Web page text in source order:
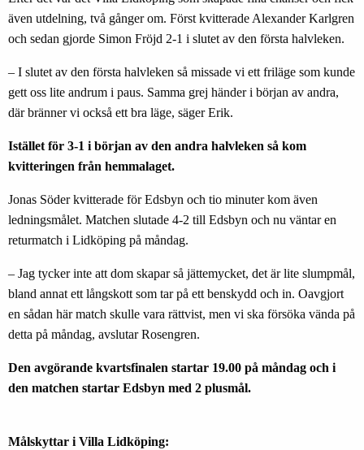
även utdelning, två gånger om. Först kvitterade Alexander Karlgren
och sedan gjorde Simon Fröjd 2-1 i slutet av den första halvleken.
– I slutet av den första halvleken så missade vi ett friläge som kunde
gett oss lite andrum i paus. Samma grej händer i början av andra,
där bränner vi också ett bra läge, säger Erik.
Istället för 3-1 i början av den andra halvleken så kom
kvitteringen från hemmalaget.
Jonas Söder kvitterade för Edsbyn och tio minuter kom även
ledningsmålet. Matchen slutade 4-2 till Edsbyn och nu väntar en
returmatch i Lidköping på måndag.
– Jag tycker inte att dom skapar så jättemycket, det är lite slumpmål,
bland annat ett långskott som tar på ett benskydd och in. Oavgjort
en sådan här match skulle vara rättvist, men vi ska försöka vända på
detta på måndag, avslutar Rosengren.
Den avgörande kvartsfinalen startar 19.00 på måndag och i
den matchen startar Edsbyn med 2 plusmål.
Målskyttar i Villa Lidköping: